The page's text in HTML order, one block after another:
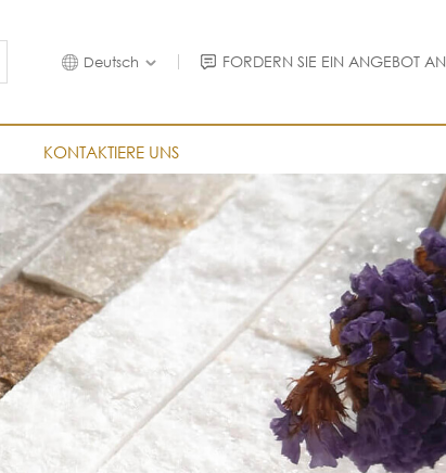
Deutsch FORDERN SIE EIN ANGEBOT AN
KONTAKTIERE UNS